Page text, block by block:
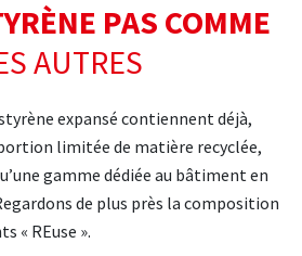
PAS COMME
AUTRES
expansé contiennent déjà,
limitée de matière recyclée,
gamme dédiée au bâtiment en
de plus près la composition
« REuse ».